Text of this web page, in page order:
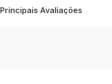
Principais Avaliações